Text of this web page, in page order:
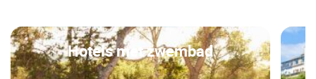
Hotels met zwembad